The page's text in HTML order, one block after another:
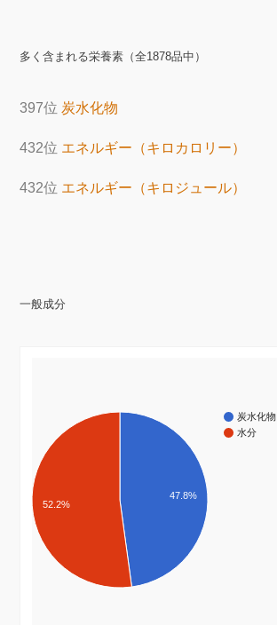
多く含まれる栄養素（全1878品中）
397位 炭水化物
432位 エネルギー（キロカロリー）
432位 エネルギー（キロジュール）
一般成分
炭水化物
水分
47.8%
52.2%